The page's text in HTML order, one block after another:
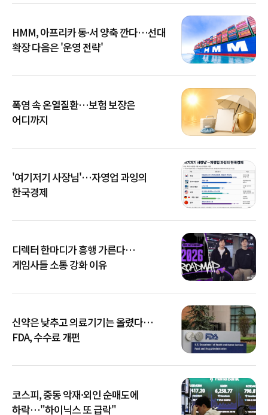
HMM, 아프리카 동·서 양축 깐다…선대
확장 다음은 '운영 전략'
폭염 속 온열질환…보험 보장은
어디까지
'여기저기 사장님'…자영업 과잉의
한국경제
디렉터 한마디가 흥행 가른다…
게임사들 소통 강화 이유
신약은 낮추고 의료기기는 올렸다…
FDA, 수수료 개편
코스피, 중동 악재·외인 순매도에
하락…"하이닉스 또 급락"